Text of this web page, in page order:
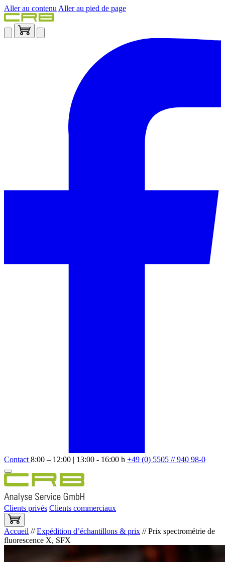
Aller au contenu Aller au pied de page
Contact 8:00 – 12:00 | 13:00 - 16:00 h +49 (0) 5505 // 940 98-0
Clients privés Clients commerciaux
Accueil //Expédition d’échantillons & prix //Prix spectrométrie de
fluorescence X, SFX